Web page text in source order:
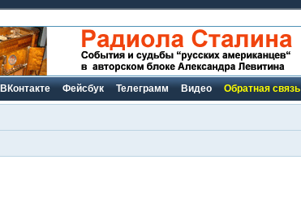
ВКонтакте Фейсбук Телеграмм Видео Обратная связь